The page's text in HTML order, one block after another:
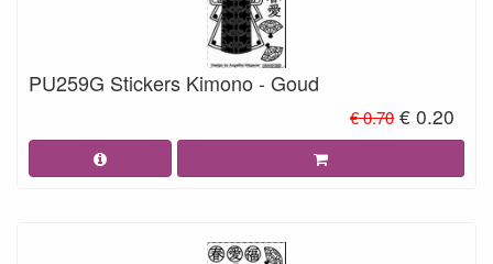
PU259G Stickers Kimono - Goud
€ 0.70 € 0.20